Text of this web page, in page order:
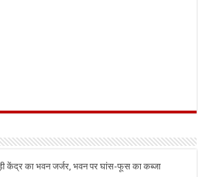
केंद्र का भवन जर्जर, भवन पर घांस-फूस का कब्जा